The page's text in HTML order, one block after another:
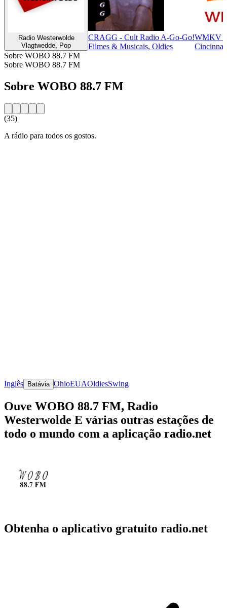
Radio Westerwolde
Vlagtwedde, Pop
CRAGG - Cult Radio A-Go-Go!
Filmes & Musicais, Oldies
WMKV
Sobre WOBO 88.7 FM
Sobre WOBO 88.7 FM
Sobre WOBO 88.7 FM
(35)
A rádio para todos os gostos.
Inglês Batávia OhioEUAOldiesSwing
Ouve WOBO 88.7 FM, Radio
Westerwolde E várias outras estações de
todo o mundo com a aplicação radio.net
Obtenha o aplicativo gratuito radio.net